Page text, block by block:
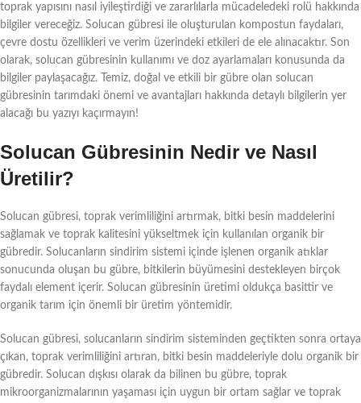
toprak yapısını nasıl iyileştirdiği ve zararlılarla mücadeledeki rolü hakkında
bilgiler vereceğiz. Solucan gübresi ile oluşturulan kompostun faydaları,
çevre dostu özellikleri ve verim üzerindeki etkileri de ele alınacaktır. Son
olarak, solucan gübresinin kullanımı ve doz ayarlamaları konusunda da
bilgiler paylaşacağız. Temiz, doğal ve etkili bir gübre olan solucan
gübresinin tarımdaki önemi ve avantajları hakkında detaylı bilgilerin yer
alacağı bu yazıyı kaçırmayın!
Solucan Gübresinin Nedir ve Nasıl
Üretilir?
Solucan gübresi, toprak verimliliğini artırmak, bitki besin maddelerini
sağlamak ve toprak kalitesini yükseltmek için kullanılan organik bir
gübredir. Solucanların sindirim sistemi içinde işlenen organik atıklar
sonucunda oluşan bu gübre, bitkilerin büyümesini destekleyen birçok
faydalı element içerir. Solucan gübresinin üretimi oldukça basittir ve
organik tarım için önemli bir üretim yöntemidir.
Solucan gübresi, solucanların sindirim sisteminden geçtikten sonra ortaya
çıkan, toprak verimliliğini artıran, bitki besin maddeleriyle dolu organik bir
gübredir. Solucan dışkısı olarak da bilinen bu gübre, toprak
mikroorganizmalarının yaşaması için uygun bir ortam sağlar ve toprak